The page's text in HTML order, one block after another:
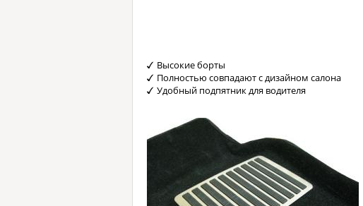
Высокие борты
Полностью совпадают с дизайном салона
Удобный подпятник для водителя